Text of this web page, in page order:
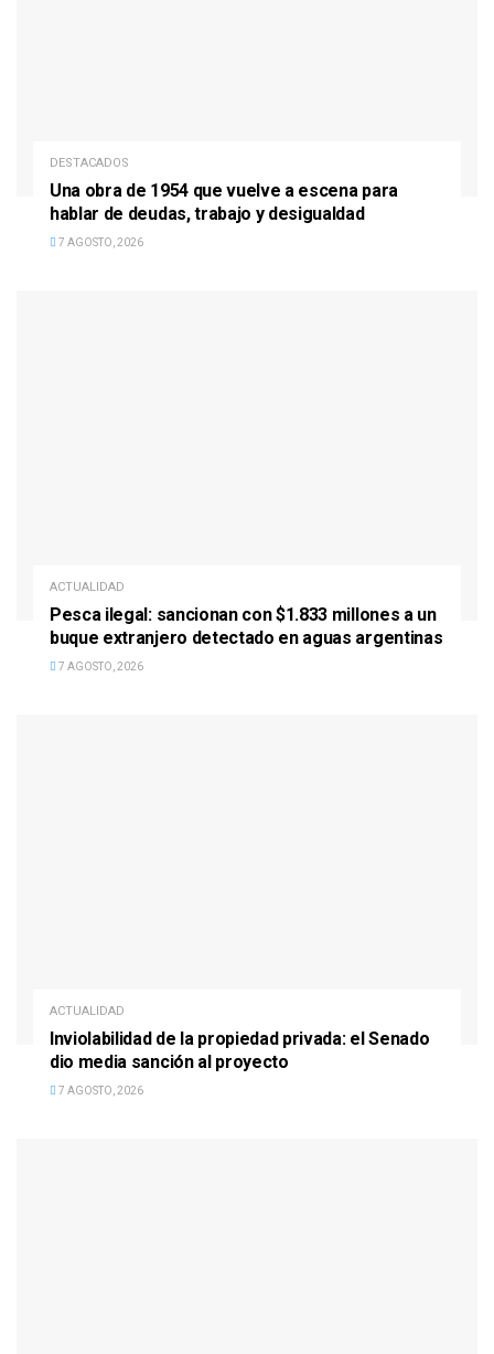
DESTACADOS
Una obra de 1954 que vuelve a escena para
hablar de deudas, trabajo y desigualdad
7 AGOSTO, 2026
ACTUALIDAD
Pesca ilegal: sancionan con $1.833 millones a un
buque extranjero detectado en aguas argentinas
7 AGOSTO, 2026
ACTUALIDAD
Inviolabilidad de la propiedad privada: el Senado
dio media sanción al proyecto
7 AGOSTO, 2026